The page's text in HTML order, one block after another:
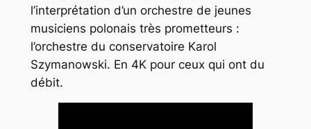
l’interprétation d’un orchestre de jeunes
musiciens polonais très prometteurs :
l’orchestre du conservatoire Karol
Szymanowski. En 4K pour ceux qui ont du
débit.